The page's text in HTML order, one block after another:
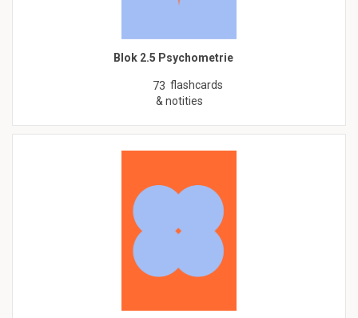
Blok 2.5 Psychometrie
73 flashcards
& notities